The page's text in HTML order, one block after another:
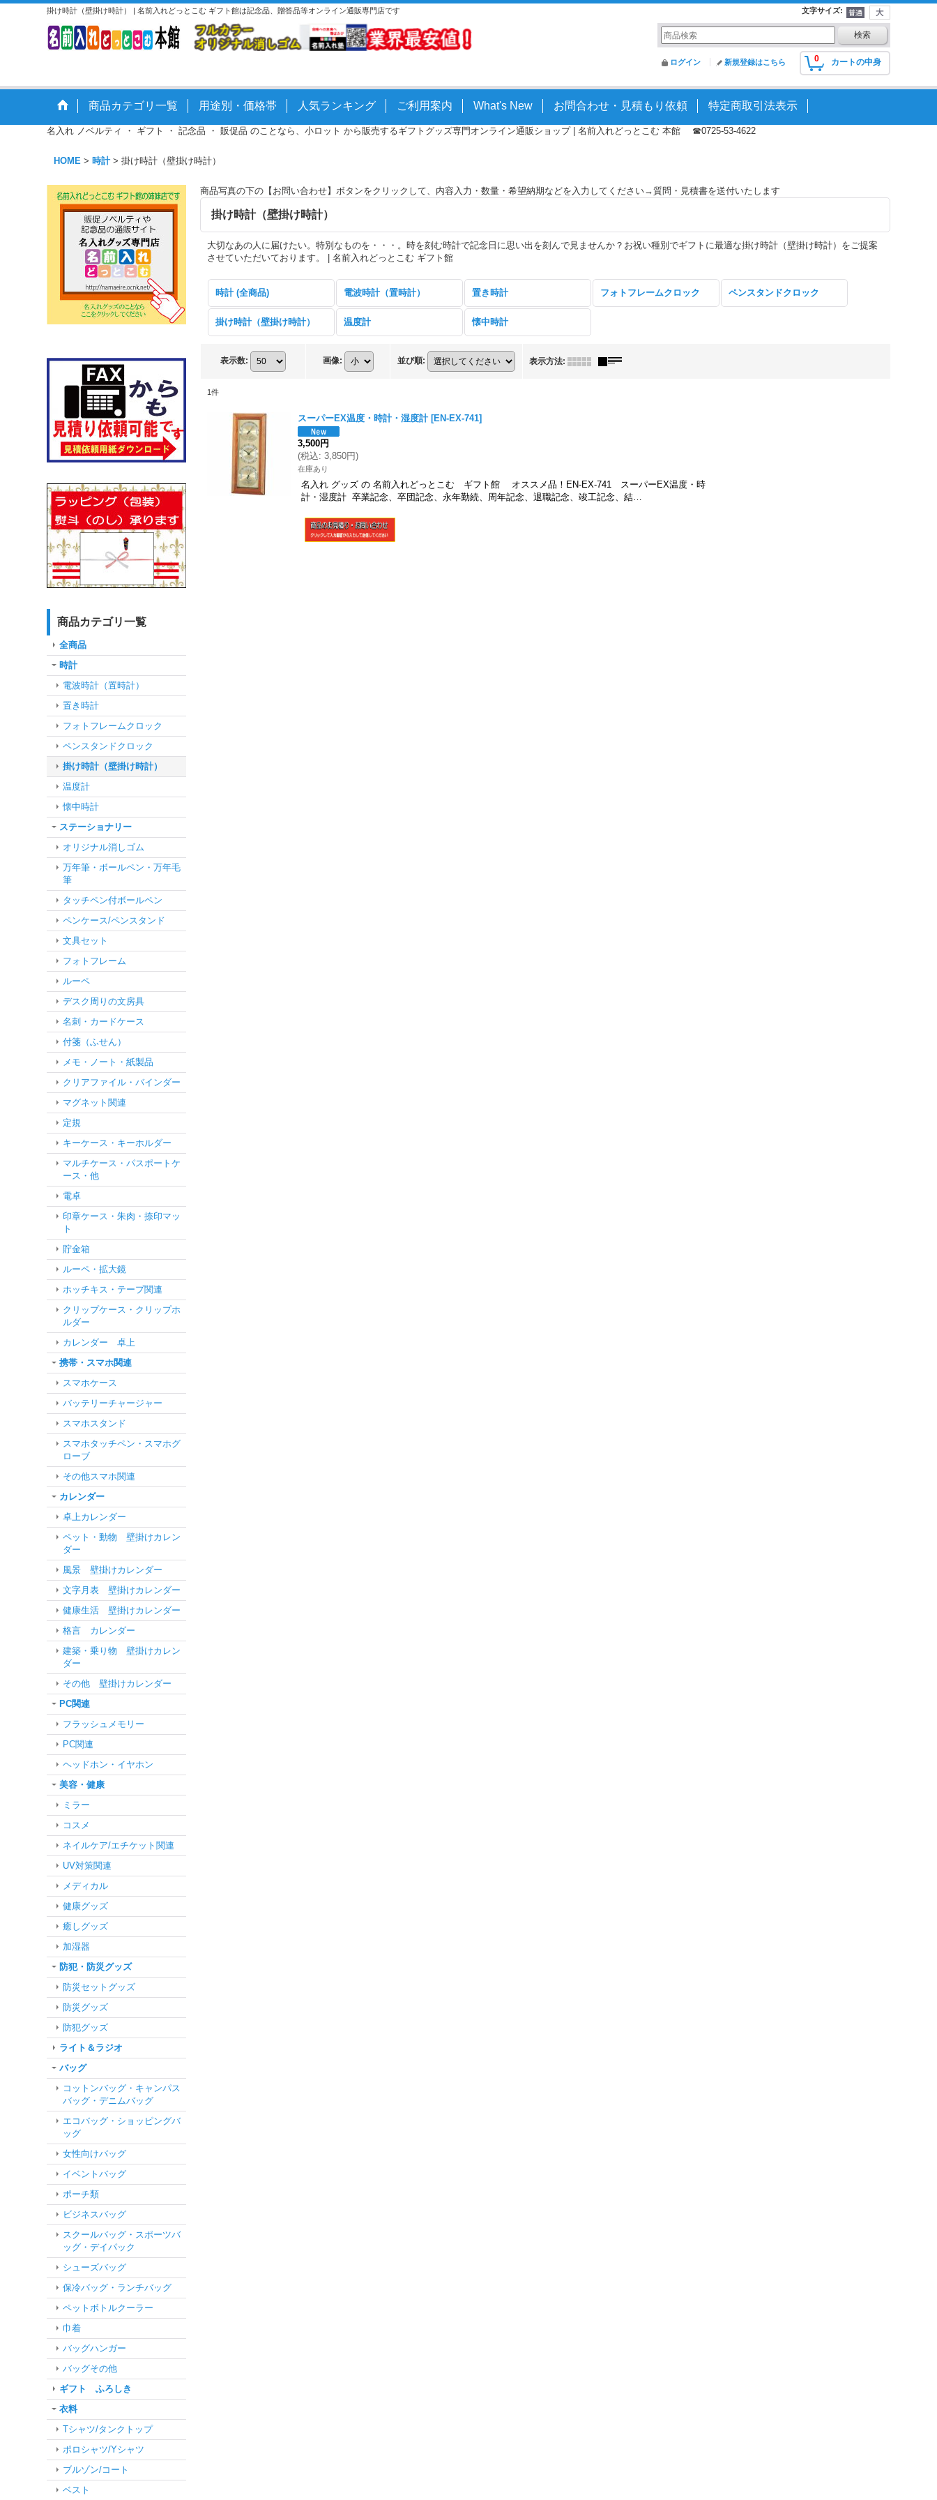
掛け時計（壁掛け時計） | 名前入れどっとこむ ギフト館は記念品、贈答品等オンライン通販専門店です 文字サイズ:
0 カートの中身
ログイン 新規登録はこちら
商品カテゴリ一覧 用途別・価格帯 人気ランキング ご利用案内 What's New お問合わせ・見積もり依頼 特定商取引法表示
名入れ ノベルティ ・ ギフト ・ 記念品 ・ 販促品 のことなら、小ロット から販売するギフトグッズ専門オンライン通販ショップ | 名前入れどっとこむ 本館 ☎0725-53-4622
HOME > 時計 > 掛け時計（壁掛け時計）
商品カテゴリ一覧
全商品
時計
電波時計（置時計）
置き時計
フォトフレームクロック
ペンスタンドクロック
掛け時計（壁掛け時計）
温度計
懐中時計
ステーショナリー
オリジナル消しゴム
万年筆・ボールペン・万年毛
筆
タッチペン付ボールペン
ペンケース/ペンスタンド
文具セット
フォトフレーム
ルーペ
デスク周りの文房具
名刺・カードケース
付箋（ふせん）
メモ・ノート・紙製品
クリアファイル・バインダー
マグネット関連
定規
キーケース・キーホルダー
マルチケース・パスポートケ
ース・他
電卓
印章ケース・朱肉・捺印マッ
ト
貯金箱
ルーペ・拡大鏡
ホッチキス・テープ関連
クリップケース・クリップホ
ルダー
カレンダー 卓上
携帯・スマホ関連
スマホケース
バッテリーチャージャー
スマホスタンド
スマホタッチペン・スマホグ
ローブ
その他スマホ関連
カレンダー
卓上カレンダー
ペット・動物 壁掛けカレン
ダー
風景 壁掛けカレンダー
文字月表 壁掛けカレンダー
健康生活 壁掛けカレンダー
格言 カレンダー
建築・乗り物 壁掛けカレン
ダー
その他 壁掛けカレンダー
PC関連
フラッシュメモリー
PC関連
ヘッドホン・イヤホン
美容・健康
ミラー
コスメ
ネイルケア/エチケット関連
UV対策関連
メディカル
健康グッズ
癒しグッズ
加湿器
防犯・防災グッズ
防災セットグッズ
防災グッズ
防犯グッズ
ライト＆ラジオ
バッグ
コットンバッグ・キャンパス
バッグ・デニムバッグ
エコバッグ・ショッピングバ
ッグ
女性向けバッグ
イベントバッグ
ポーチ類
ビジネスバッグ
スクールバッグ・スポーツバ
ッグ・デイパック
シューズバッグ
保冷バッグ・ランチバッグ
ペットボトルクーラー
巾着
バッグハンガー
バッグその他
ギフト ふろしき
衣料
Tシャツ/タンクトップ
ポロシャツ/Yシャツ
ブルゾン/コート
ベスト
商品写真の下の【お問い合わせ】ボタンをクリックして、内容入力・数量・希望納期などを入力してください→質問・見積書を送付いたします
掛け時計（壁掛け時計）
大切なあの人に届けたい。特別なものを・・・。時を刻む時計で記念日に思い出を刻んで見ませんか？お祝い種別でギフトに最適な掛け時計（壁掛け時計）をご提案
させていただいております。 | 名前入れどっとこむ ギフト館
時計 (全商品) 電波時計（置時計） 置き時計 フォトフレームクロック ペンスタンドクロック
掛け時計（壁掛け時計） 温度計 懐中時計
表示数: 画像: 並び順: 表示方法:
1件
スーパーEX温度・時計・湿度計 [EN-EX-741]
3,500円
(税込: 3,850円)
在庫あり
名入れ グッズ の 名前入れどっとこむ ギフト館 オススメ品！EN-EX-741 スーパーEX温度・時
計・湿度計 卒業記念、卒団記念、永年勤続、周年記念、退職記念、竣工記念、結…